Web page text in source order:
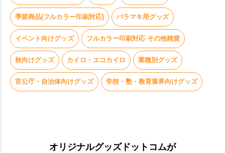
季節商品(フルカラー印刷対応) バラマキ用グッズ
イベント向けグッズ フルカラー印刷対応 その他雑貨
秋向けグッズ カイロ・エコカイロ 業種別グッズ
官公庁・自治体向けグッズ 学校・塾・教育業界向けグッズ
オリジナルグッズドットコムが